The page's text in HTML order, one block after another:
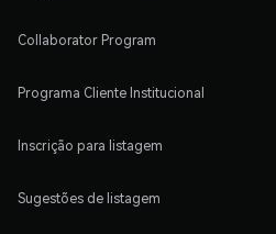
Collaborator Program
Programa Cliente Institucional
Inscrição para listagem
Sugestões de listagem